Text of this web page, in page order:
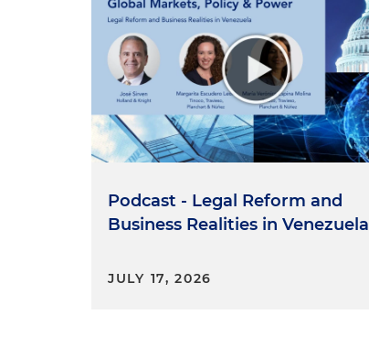
Podcast - Legal Reform and
Business Realities in Venezuela
JULY 17, 2026